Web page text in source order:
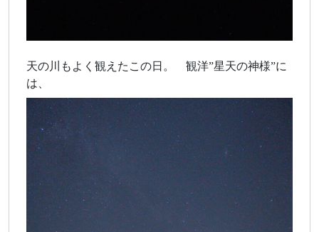
天の川もよく観えたこの日。 観洋”星天の神様”に
は、